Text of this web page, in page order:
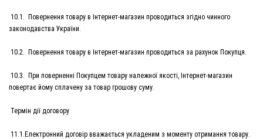
10.1. Повернення товару в Інтернет-магазин проводиться згідно чинного
законодавства України.
10.2. Повернення товару в Інтернет-магазин проводиться за рахунок Покупця.
10.3. При поверненні Покупцем товару належної якості, Інтернет-магазин
повертає йому сплачену за товар грошову суму.
Термін дії договору
11.1.Електронний договір вважається укладеним з моменту отримання товару.